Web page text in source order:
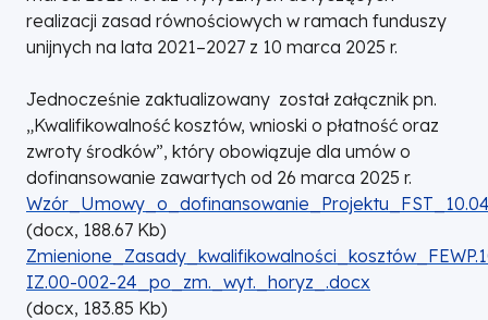
realizacji zasad równościowych w ramach funduszy
unijnych na lata 2021–2027 z 10 marca 2025 r.
Jednocześnie zaktualizowany został załącznik pn.
„Kwalifikowalność kosztów, wnioski o płatność oraz
zwroty środków”, który obowiązuje dla umów o
dofinansowanie zawartych od 26 marca 2025 r.
DOKUMENT
(docx, 188.67 Kb)
DOKUMENT
IZ.00-002-24_po_zm._wyt._horyz_.docx
(docx, 183.85 Kb)